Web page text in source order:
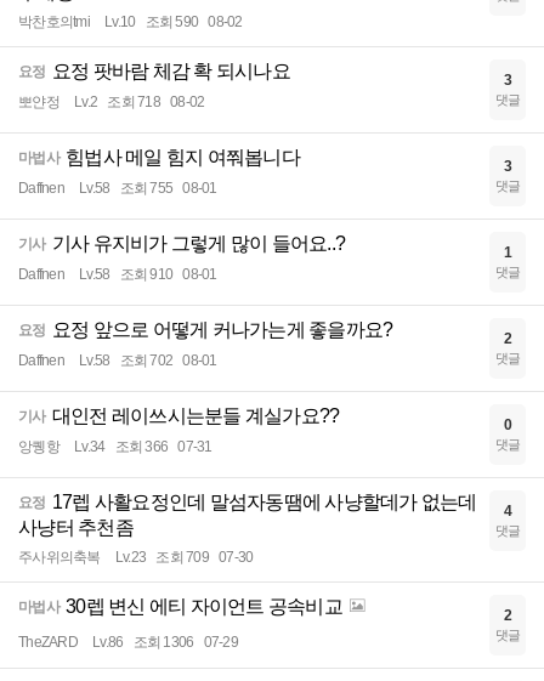
박찬호의tmi Lv.10 조회 590 08-02
요정 요정 팟바람 체감 확 되시나요
뽀얀정 Lv.2 조회 718 08-02
3
댓글
마법사 힘법사 메일 힘지 여쭤봅니다
Daffnen Lv.58 조회 755 08-01
3
댓글
기사 기사 유지비가 그렇게 많이 들어요..?
Daffnen Lv.58 조회 910 08-01
1
댓글
요정 요정 앞으로 어떻게 커나가는게 좋을까요?
Daffnen Lv.58 조회 702 08-01
2
댓글
기사 대인전 레이쓰시는분들 계실가요??
앙퀭항 Lv.34 조회 366 07-31
0
댓글
요정 17렙 사활요정인데 말섬자동땜에 사냥할데가 없는데
사냥터 추천좀
주사위의축복 Lv.23 조회 709 07-30
4
댓글
마법사 30렙 변신 에티 자이언트 공속비교
TheZARD Lv.86 조회 1306 07-29
2
댓글